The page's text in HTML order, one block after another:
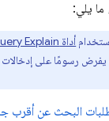
يلي:
أداة Firestore Query Explain
يفرض رسومًا على إدخالات
البحث عن أقرب